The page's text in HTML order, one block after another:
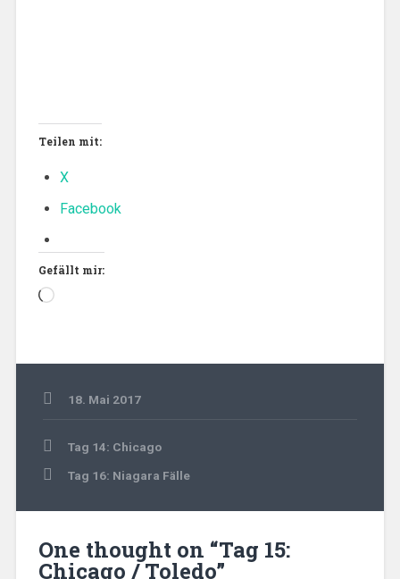
Teilen mit:
X
Facebook
Gefällt mir:
Wird
18. Mai 2017
2017
Beitragsnavigation
Tag 14: Chicago
Tag 16: Niagara Fälle
One thought on “Tag 15:
Chicago / Toledo”